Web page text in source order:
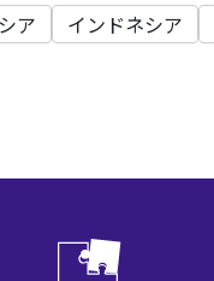
ア インドネシア